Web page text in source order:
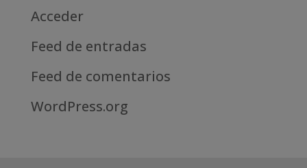
Acceder
Feed de entradas
Feed de comentarios
WordPress.org